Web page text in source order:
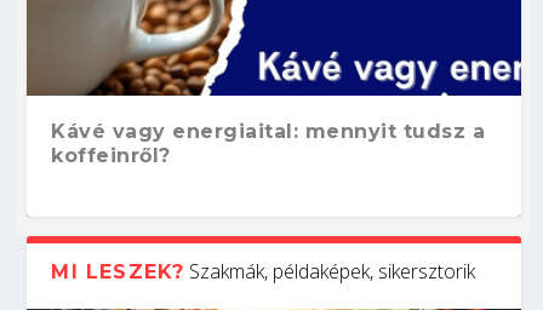
Kávé vagy energiaital: mennyit tudsz a
koffeinről?
MI LESZEK? Szakmák, példaképek, sikersztorik